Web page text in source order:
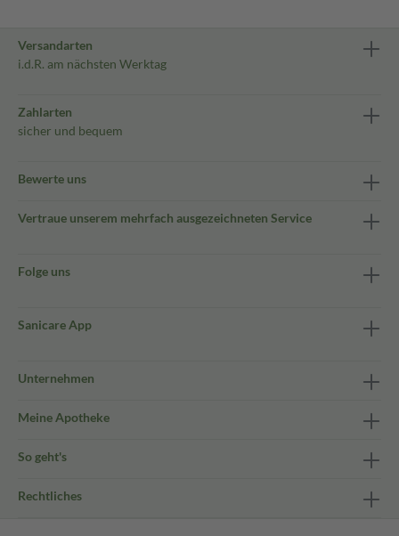
Versandarten
i.d.R. am nächsten Werktag
Zahlarten
sicher und bequem
Bewerte uns
Vertraue unserem mehrfach ausgezeichneten Service
Folge uns
Sanicare App
Unternehmen
Meine Apotheke
So geht's
Rechtliches